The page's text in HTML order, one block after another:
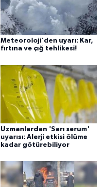
Meteoroloji'den uyarı: Kar,
fırtına ve çığ tehlikesi!
Uzmanlardan 'Sarı serum'
uyarısı: Alerji etkisi ölüme
kadar götürebiliyor